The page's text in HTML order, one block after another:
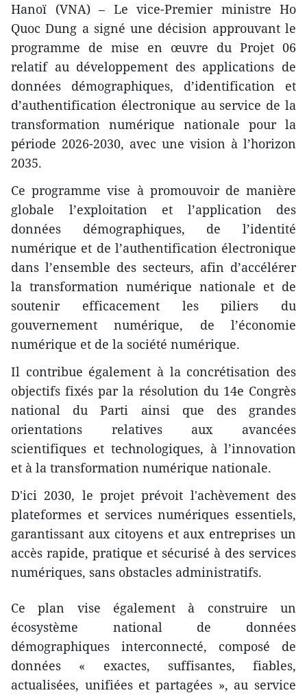
Hanoï (VNA) – Le vice-Premier ministre Ho
Quoc Dung a signé une décision approuvant le
programme de mise en œuvre du Projet 06
relatif au développement des applications de
données démographiques, d’identification et
d’authentification électronique au service de la
transformation numérique nationale pour la
période 2026-2030, avec une vision à l’horizon
2035.
Ce programme vise à promouvoir de manière
globale l’exploitation et l’application des
données démographiques, de l’identité
numérique et de l’authentification électronique
dans l’ensemble des secteurs, afin d’accélérer
la transformation numérique nationale et de
soutenir efficacement les piliers du
gouvernement numérique, de l’économie
numérique et de la société numérique.
Il contribue également à la concrétisation des
objectifs fixés par la résolution du 14e Congrès
national du Parti ainsi que des grandes
orientations relatives aux avancées
scientifiques et technologiques, à l’innovation
et à la transformation numérique nationale.
D'ici 2030, le projet prévoit l'achèvement des
plateformes et services numériques essentiels,
garantissant aux citoyens et aux entreprises un
accès rapide, pratique et sécurisé à des services
numériques, sans obstacles administratifs.
Ce plan vise également à construire un
écosystème national de données
démographiques interconnecté, composé de
données « exactes, suffisantes, fiables,
actualisées, unifiées et partagées », au service